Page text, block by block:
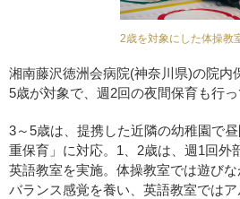
2歳を対象にした体操教
湘南藤沢徳洲会病院(神奈川県)の院内
5歳が対象で、週2回の夜間保育も行っ
3～5歳は、提携した近隣の幼稚園で
重保育」に対応。1、2歳は、週1回外
英語教室を実施。体操教室では遊び
バランス感覚を養い、英語教室ではア